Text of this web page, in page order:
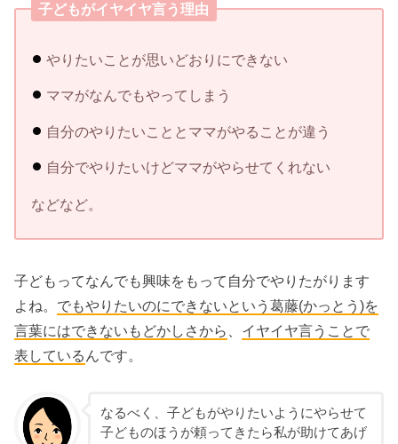
子どもがイヤイヤ言う理由
やりたいことが思いどおりにできない
ママがなんでもやってしまう
自分のやりたいこととママがやることが違う
自分でやりたいけどママがやらせてくれない
などなど。
子どもってなんでも興味をもって自分でやりたがります
よね。 でもやりたいのにできないという葛藤(かっとう)を
言葉にはできないもどかしさから
イヤイヤ言うことで
表している んです。
なるべく、子どもがやりたいようにやらせて
子どものほうが頼ってきたら私が助けてあげ